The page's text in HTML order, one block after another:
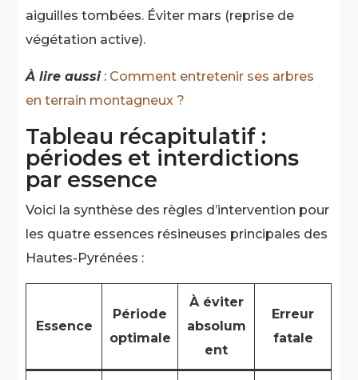
aiguilles tombées. Éviter mars (reprise de
végétation active).
À lire aussi: Comment entretenir ses arbres
en terrain montagneux ?
Tableau récapitulatif :
périodes et interdictions
par essence
Voici la synthèse des règles d’intervention pour
les quatre essences résineuses principales des
Hautes-Pyrénées :
Essence
Période
optimale
À éviter
absolum
ent
Erreur
fatale